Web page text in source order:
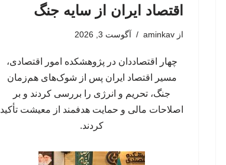
اقتصاد ایران از سایه جنگ
از aminkav آگوست 3, 2026
چهار اقتصاددان در پژوهشکده امور اقتصادی،
مسیر اقتصاد ایران پس از شوک‌های هم‌زمان
جنگ، تحریم و انرژی را بررسی کردند و بر
اصلاحات مالی و حمایت هدفمند از معیشت تأکید
کردند.